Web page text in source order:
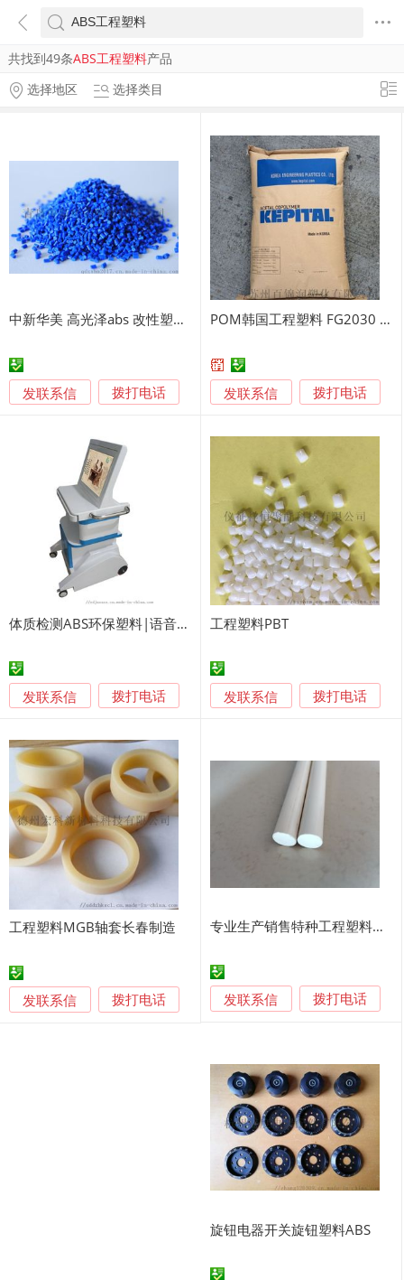
共找到49条ABS工程塑料产品
选择地区
选择类目
中新华美 高光泽abs 改性塑料颗粒 改性塑料 abs abs改性工程塑料 改性塑料生产
发联系信 拨打电话
POM韩国工程塑料 FG2030 加纤30%
发联系信 拨打电话
体质检测ABS环保塑料|语音版中医体质辨识系统
发联系信 拨打电话
工程塑料PBT
发联系信 拨打电话
工程塑料MGB轴套长春制造
发联系信 拨打电话
专业生产销售特种工程塑料PEEK, PPS
发联系信 拨打电话
旋钮电器开关旋钮塑料ABS